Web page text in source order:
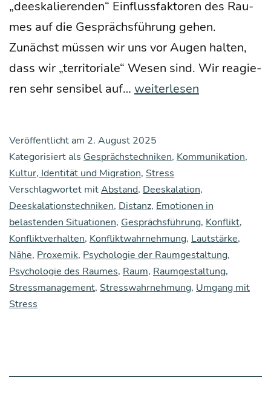
„dees­ka­lie­ren­den“ Ein­fluss­fak­to­ren des Rau­
mes auf die Gesprächs­füh­rung gehen.
Zunächst müs­sen wir uns vor Augen hal­ten,
dass wir „ter­ri­to­ria­le“ Wesen sind. Wir reagie­
ren sehr sen­si­bel auf… Der
des
Rau­
mes
auf
die
Gesprächs­
füh­
rung,
und
weiterlesen
Veröffentlicht am 2. August 2025
Kategorisiert als Gesprächstechniken, Kommunikation,
Kultur, Identität und Migration, Stress
Verschlagwortet mitAbstand, Deeskalation,
Deeskalationstechniken, Distanz, Emotionen in
belastenden Situationen, Gesprächsführung, Konflikt,
Konfliktverhalten, Konfliktwahrnehmung, Lautstärke,
Nähe, Proxemik, Psychologie der Raumgestaltung,
Psychologie des Raumes, Raum, Raumgestaltung,
Stressmanagement, Stresswahrnehmung, Umgang mit
Stress